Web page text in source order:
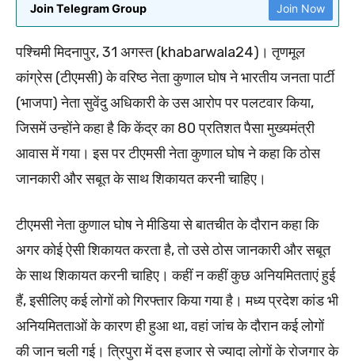
Join Telegram Group Join Now
पश्चिमी मिदनापुर, 31 अगस्‍त (khabarwala24)। तृणमूल
कांग्रेस (टीएमसी) के वरिष्ठ नेता कुणाल घोष ने भारतीय जनता पार्टी
(भाजपा) नेता सुवेंदु अधिकारी के उस आरोप पर पलटवार किया,
जिसमें उन्‍होंने कहा है कि केंद्र का 80 प्रतिशत पैसा मुख्यमंत्री
आवास में गया। इस पर टीएमसी नेता कुणाल घोष ने कहा कि ठोस
जानकारी और सबूत के साथ शिकायत करनी चाहिए।
टीएमसी नेता कुणाल घोष ने मीडिया से बातचीत के दौरान कहा कि
अगर कोई ऐसी शिकायत करता है, तो उसे ठोस जानकारी और सबूत
के साथ शिकायत करनी चाहिए। कहीं न कहीं कुछ अनियमितताएं हुई
हैं, इसीलिए कई लोगों को गिरफ्तार किया गया है। मध्य प्रदेश कांड भी
अनियमितताओं के कारण ही हुआ था, वहां जांच के दौरान कई लोगों
की जान चली गई। त्रिपुरा में दस हजार से ज्‍यादा लोगों के रोजगार के